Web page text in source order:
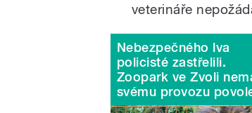
veterináře
Nebezpečného lva
policisté zastřelili.
Zoopark ve Zvoli
svému provozu